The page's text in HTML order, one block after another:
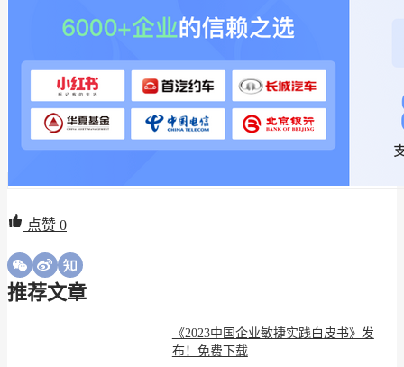
点赞 0
推荐文章
《2023中国企业敏捷实践白皮书》发
布！免费下载